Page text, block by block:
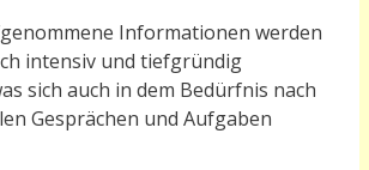
Informationen werden
intensiv und tiefgründig
sich auch in dem Bedürfnis nach
Gesprächen und Aufgaben